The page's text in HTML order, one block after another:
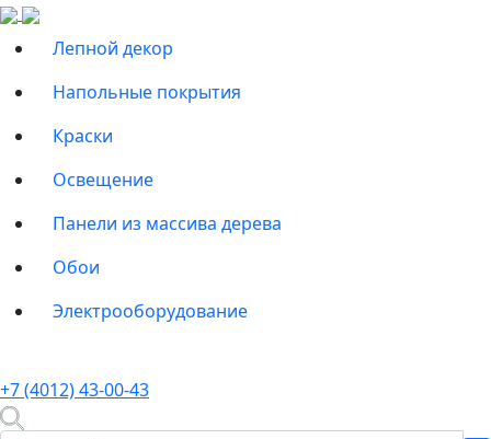
Лепной декор
Напольные покрытия
Краски
Освещение
Панели из массива дерева
Обои
Электрооборудование
+7 (4012) 43-00-43